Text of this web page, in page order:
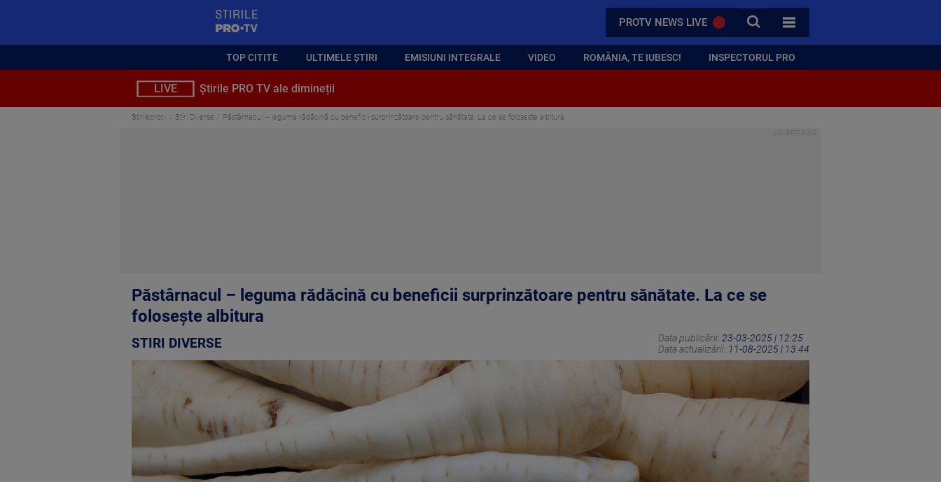
PROTV NEWS LIVE CAUTA
TOATE CATEGORIILE
TOP CITITE ULTIMELE ȘTIRI EMISIUNI INTEGRALE VIDEO ROMÂNIA, TE IUBESC! INSPECTORUL PRO
LIVE Știrile PRO TV ale dimineții
Stirileprotv Stiri Diverse Păstârnacul – leguma rădăcină cu beneficii surprinzătoare pentru sănătate. La ce se folosește albitura
Păstârnacul – leguma rădăcină cu beneficii surprinzătoare pentru sănătate. La ce se
folosește albitura
STIRI DIVERSE Data publicării: 23-03-2025 | 12:25
Data actualizării: 11-08-2025 | 13:44